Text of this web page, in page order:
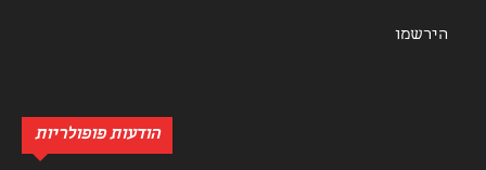
הודעות פופולריות